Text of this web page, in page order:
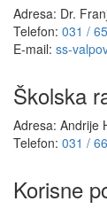
Adresa: Dr.
Telefon: 031 /
E-mail: ss-
Školska
Adresa: Andrije
Telefon: 031 /
Korisne